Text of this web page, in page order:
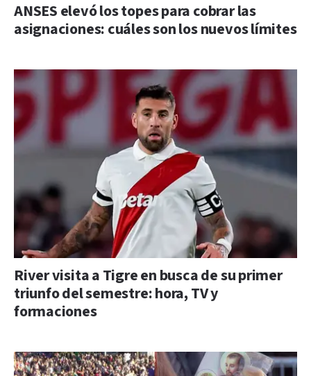
ANSES elevó los topes para cobrar las
asignaciones: cuáles son los nuevos límites
River visita a Tigre en busca de su primer
triunfo del semestre: hora, TV y
formaciones